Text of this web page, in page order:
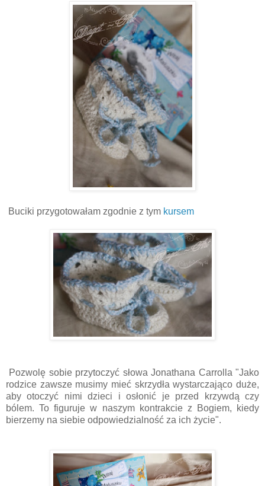
Buciki przygotowałam zgodnie z tym kursem
Pozwolę sobie przytoczyć słowa Jonathana Carrolla "Jako
rodzice zawsze musimy mieć skrzydła wystarczająco duże,
aby otoczyć nimi dzieci i osłonić je przed krzywdą czy
bólem. To figuruje w naszym kontrakcie z Bogiem, kiedy
bierzemy na siebie odpowiedzialność za ich życie".